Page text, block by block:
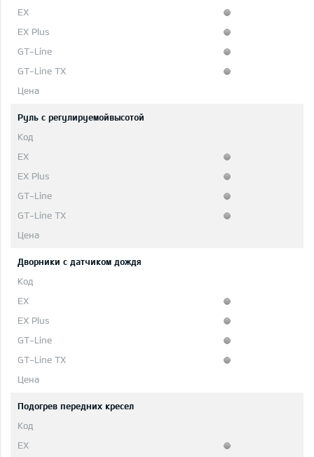
Руль с регулируемойвысотой
Дворники с датчиком дождя
Подогрев передних кресел